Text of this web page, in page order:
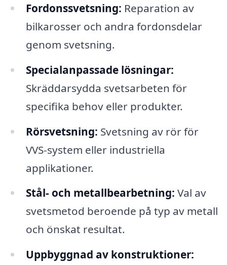
Fordonssvetsning: Reparation av
bilkarosser och andra fordonsdelar
genom svetsning.
Specialanpassade lösningar:
Skräddarsydda svetsarbeten för
specifika behov eller produkter.
Rörsvetsning: Svetsning av rör för
VVS-system eller industriella
applikationer.
Stål- och metallbearbetning: Val av
svetsmetod beroende på typ av metall
och önskat resultat.
Uppbyggnad av konstruktioner: